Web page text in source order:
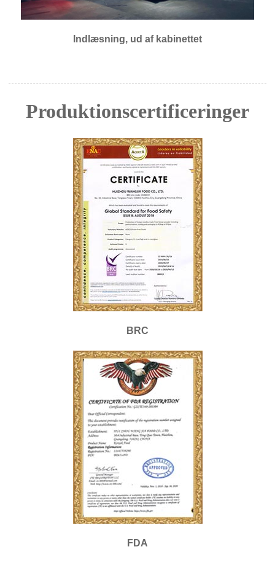
Indlæsning, ud af kabinettet
Produktionscertificeringer
BRC
FDA